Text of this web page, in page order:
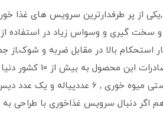
از پر طرفدارترین سرویس های غذا
گیری و وسواس زیاد در استفاده از
بالا در مقابل ضربه و شوک,از
شامل : 6 عدد بشقاب غذاخوری, 6 عدد بشقاب خورشت
پایان شما هم اگر دنبال سرویس غذاخوری